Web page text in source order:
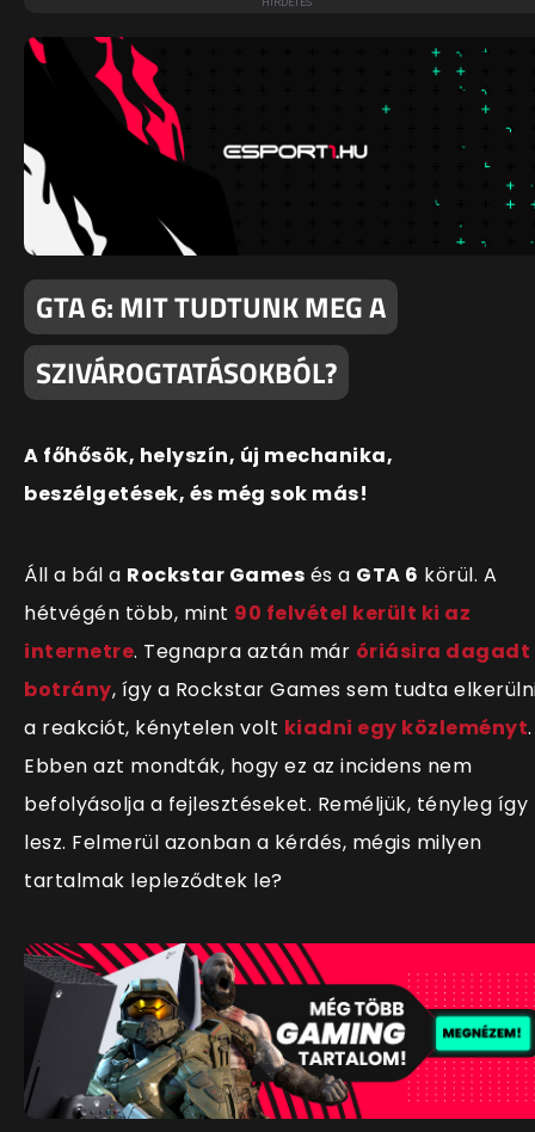
GTA 6: MIT TUDTUNK MEG A
SZIVÁROGTATÁSOKBÓL?
A főhősök, helyszín, új mechanika,
beszélgetések, és még sok más!
Áll a bál a Rockstar Games és a GTA 6 körül. A
hétvégén több, mint 90 felvétel került ki az
internetre. Tegnapra aztán már óriásira dagadt
botrány, így a Rockstar Games sem tudta
a reakciót, kénytelen volt kiadni egy közleményt.
Ebben azt mondták, hogy ez az incidens nem
befolyásolja a fejlesztéseket. Reméljük, tényleg így
lesz. Felmerül azonban a kérdés, mégis milyen
tartalmak lepleződtek le?